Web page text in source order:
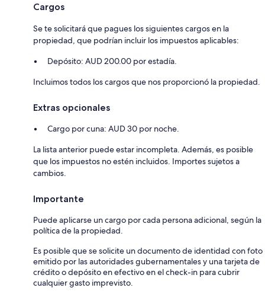
Cargos
Se te solicitará que pagues los siguientes cargos en la
propiedad, que podrían incluir los impuestos aplicables:
Depósito: AUD 200.00 por estadía.
Incluimos todos los cargos que nos proporcionó la propiedad.
Extras opcionales
Cargo por cuna: AUD 30 por noche.
La lista anterior puede estar incompleta. Además, es posible
que los impuestos no estén incluidos. Importes sujetos a
cambios.
Importante
Puede aplicarse un cargo por cada persona adicional, según la
política de la propiedad.
Es posible que se solicite un documento de identidad con foto
emitido por las autoridades gubernamentales y una tarjeta de
crédito o depósito en efectivo en el check-in para cubrir
cualquier gasto imprevisto.